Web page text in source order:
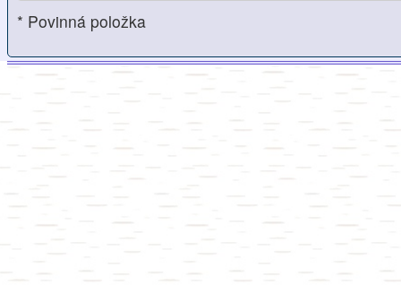
* Povinná položka